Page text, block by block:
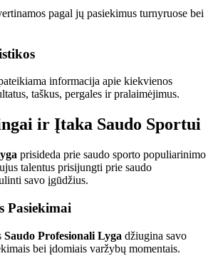
pagal jų pasiekimus turnyruose bei
informacija apie kiekvienos
taškus, pergales ir pralaimėjimus.
ir Įtaka Saudo Sportui
prisideda prie saudo sporto populiarinimo
talentus prisijungti prie saudo
savo įgūdžius.
Pasiekimai
Saudo Profesionali Lyga džiugina savo
bei įdomiais varžybų momentais.